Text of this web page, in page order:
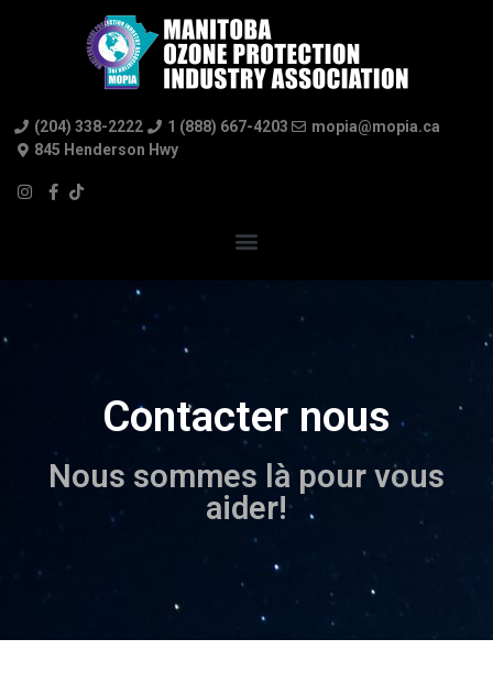
(204) 338-2222 1 (888) 667-4203
mopia@mopia.ca
845 Henderson Hwy
Contacter nous
Nous sommes là pour vous
aider!